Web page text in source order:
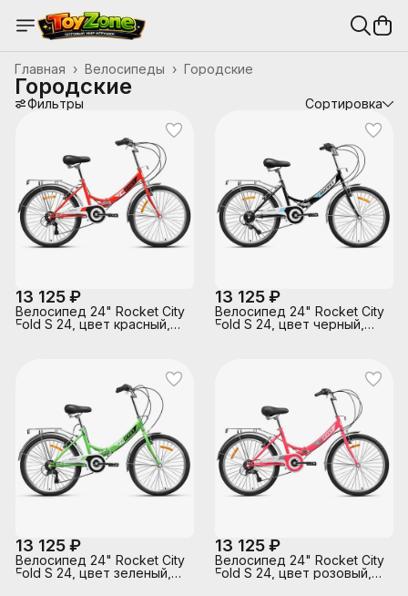
Городские
Велосипеды ›
Главная ›
Городские
Фильтры Сортировка
13 125 ₽
Велосипед 24" Rocket City
Fold S 24, цвет красный,
13 125 ₽
Велосипед 24" Rocket City
Fold S 24, цвет черный,
13 125 ₽
Велосипед 24" Rocket City
Fold S 24, цвет зеленый,
13 125 ₽
Велосипед 24" Rocket City
Fold S 24, цвет розовый,